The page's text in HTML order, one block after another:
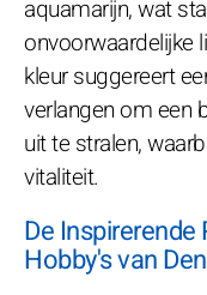
aquamarijn, wat
onvoorwaardelijke
kleur suggereert
verlangen om een
uit te stralen,
vitaliteit.
De
Hobby's van